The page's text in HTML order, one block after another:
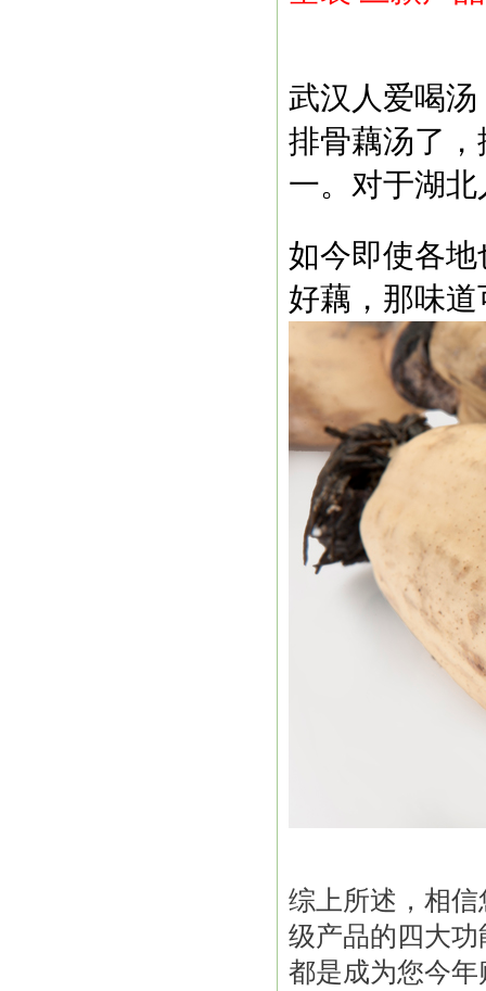
武汉人爱喝
排骨藕汤了
一。对于湖
如今即使各
好藕，那味
综上所述，相
级产品的四大
都是成为您今